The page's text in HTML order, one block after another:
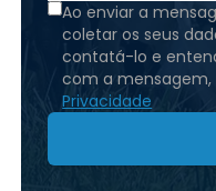
Ao enviar a
coletar os seus
contatá-lo e
com a
Privacidade